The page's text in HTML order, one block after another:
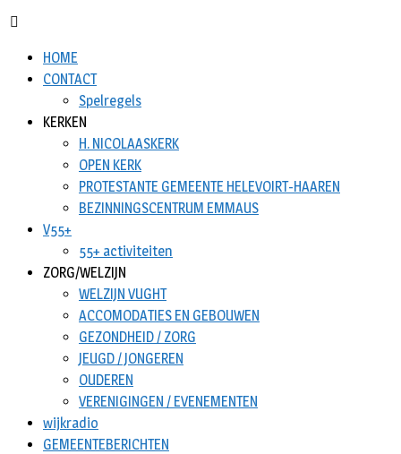
HOME
CONTACT
Spelregels
KERKEN
H. NICOLAASKERK
OPEN KERK
PROTESTANTE GEMEENTE HELEVOIRT-HAAREN
BEZINNINGSCENTRUM EMMAUS
V55+
55+ activiteiten
ZORG/WELZIJN
WELZIJN VUGHT
ACCOMODATIES EN GEBOUWEN
GEZONDHEID / ZORG
JEUGD / JONGEREN
OUDEREN
VERENIGINGEN / EVENEMENTEN
wijkradio
GEMEENTEBERICHTEN